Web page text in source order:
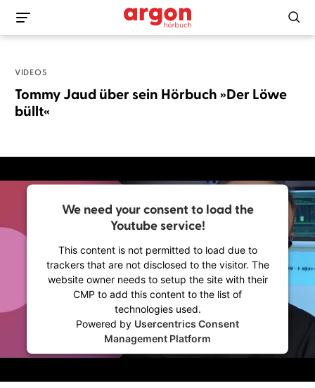
VIDEOS
Tommy Jaud über sein Hörbuch »Der Löwe
büllt«
We need your consent to load the
Youtube service!
This content is not permitted to load due to
trackers that are not disclosed to the visitor. The
website owner needs to setup the site with their
CMP to add this content to the list of
technologies used.
Powered by Usercentrics Consent
Management Platform